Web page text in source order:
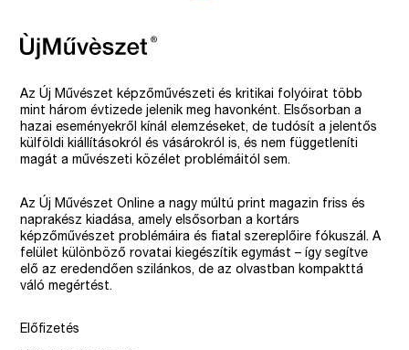
Az Új Művészet képzőművészeti és kritikai folyóirat több
mint három évtizede jelenik meg havonként. Elsősorban a
hazai eseményekről kínál elemzéseket, de tudósít a jelentős
külföldi kiállításokról és vásárokról is, és nem függetleníti
magát a művészeti közélet problémáitól sem.
Az Új Művészet Online a nagy múltú print magazin friss és
naprakész kiadása, amely elsősorban a kortárs
képzőművészet problémáira és fiatal szereplőire fókuszál. A
felület különböző rovatai kiegészítik egymást – így segítve
elő az eredendően szilánkos, de az olvastban kompakttá
váló megértést.
Előfizetés